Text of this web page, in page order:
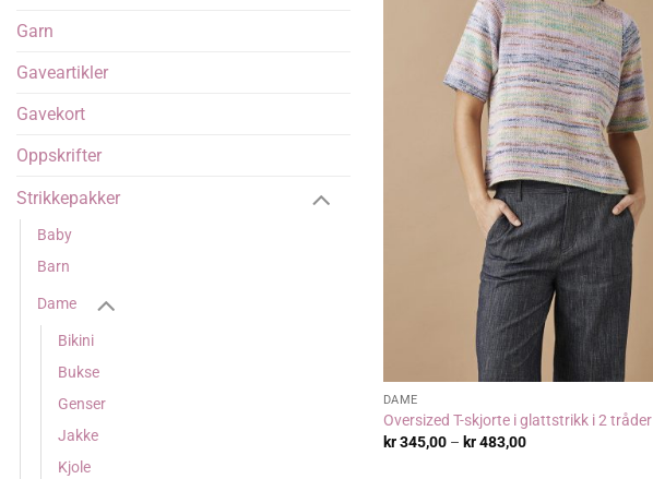
Garn
Gaveartikler
Gavekort
Oppskrifter
Strikkepakker
Baby
Barn
Dame
Bikini
Bukse
Genser
Jakke
Kjole
DAME
Oversized T-skjorte i glattstrikk i 2 tråder
kr345,00 – kr483,00Prisområde: